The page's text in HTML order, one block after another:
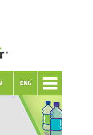
ENG